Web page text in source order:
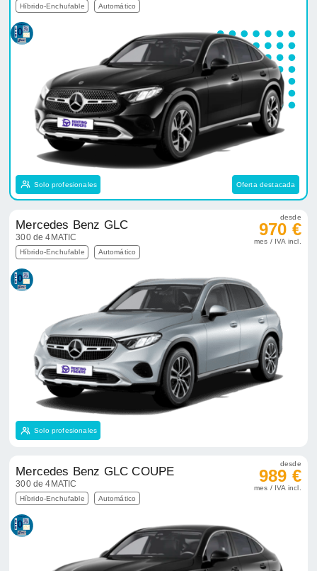
Híbrido-Enchufable Automático
Solo profesionales Oferta destacada
Mercedes Benz GLC
300 de 4MATIC
Híbrido-Enchufable Automático
desde
970 €
mes / IVA incl.
Solo profesionales
Mercedes Benz GLC COUPE
300 de 4MATIC
Híbrido-Enchufable Automático
desde
989 €
mes / IVA incl.